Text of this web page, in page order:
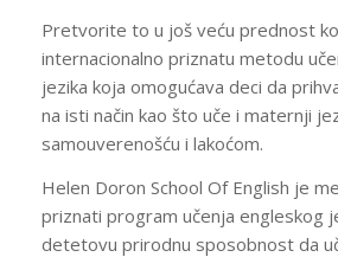
Pretvorite to u još veću prednost
internacionalno priznatu metodu
jezika koja omogućava deci da
na isti način kao što uče i maternji
samouverenošću i lakoćom.
Helen Doron School Of English je
priznati program učenja engleskog
detetovu prirodnu sposobnost da